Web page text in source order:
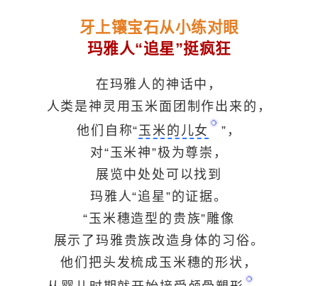
牙上镶宝石从小练对眼
玛雅人“追星”挺疯狂
在玛雅人的神话中，
人类是神灵用玉米面团制作出来的，
他们自称“玉米的儿女
”，
对“玉米神”极为尊崇，
展览中处处可以找到
玛雅人“追星”的证据。
“玉米穗造型的贵族”雕像
展示了玛雅贵族改造身体的习俗。
他们把头发梳成玉米穗的形状，